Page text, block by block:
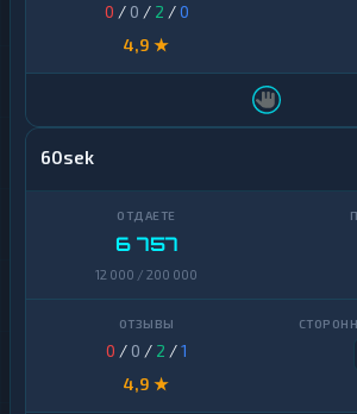
0 / 0 / 2 /0
4,9 ★
60sek
6 757
12 000 / 200 000
0 / 0 / 2 /1
4,9 ★